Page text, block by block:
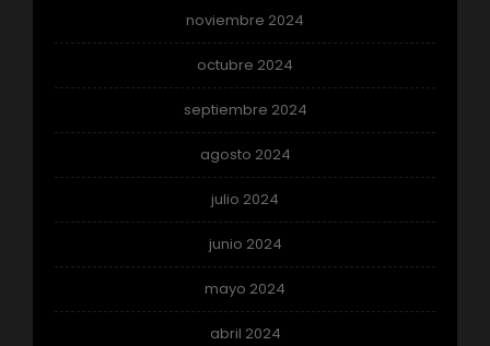
noviembre 2024
octubre 2024
septiembre 2024
agosto 2024
julio 2024
junio 2024
mayo 2024
abril 2024